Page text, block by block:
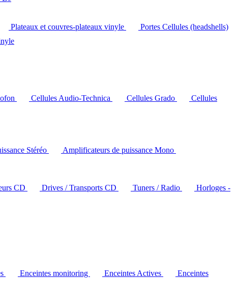
Plateaux et couvres-plateaux vinyle
Portes Cellules (headshells)
Cellules Audio-Technica Cellules Grado
Cellules
Stéréo
Amplificateurs de puissance Mono
CD Drives / Transports CD Tuners / Radio
Horloges -
Enceintes monitoring Enceintes Actives
Enceintes